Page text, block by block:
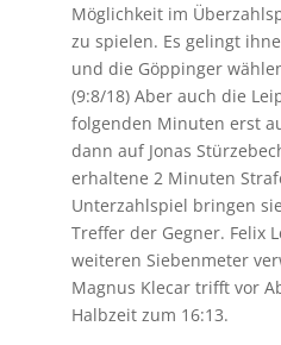
Möglichkeit im
zu spielen. Es gelingt
und die Göppinger
(9:8/18) Aber auch die
folgenden Minuten erst
dann auf Jonas
erhaltene 2 Minuten
Unterzahlspiel bringen
Treffer der Gegner. Felix
weiteren Siebenmeter
Magnus Klecar trifft vor
Halbzeit zum 16:13.